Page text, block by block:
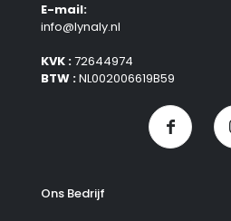
E-mail:
info@lynaly.nl
KVK :72644974
BTW :NL002006619B59
Ons Bedrijf